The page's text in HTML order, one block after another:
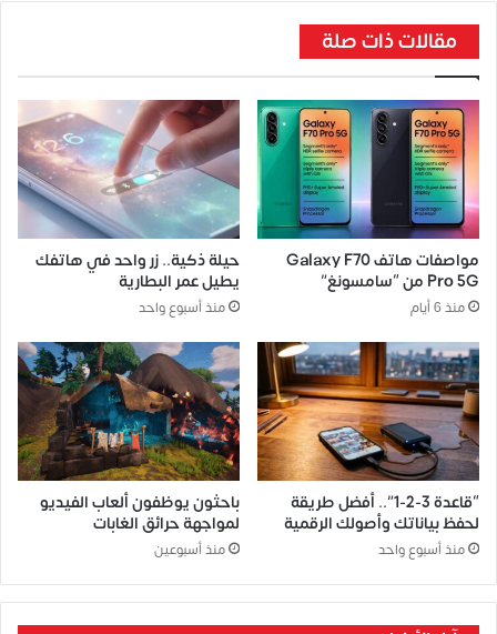
مقالات ذات صلة
مواصفات هاتف Galaxy F70
Pro 5G من “سامسونغ”
منذ 6 أيام
حيلة ذكية.. زر واحد في هاتفك
يطيل عمر البطارية
منذ أسبوع واحد
“قاعدة 3-2-1”.. أفضل طريقة
لحفظ بياناتك وأصولك الرقمية
منذ أسبوع واحد
باحثون يوظفون ألعاب الفيديو
لمواجهة حرائق الغابات
منذ أسبوعين